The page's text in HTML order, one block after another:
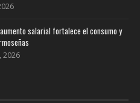
salarial fortalece el consumo y
2026